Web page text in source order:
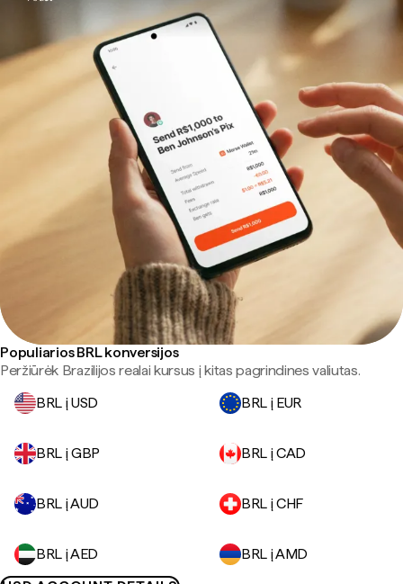
Populiarios BRL konversijos
Peržiūrėk Brazilijos realai kursus į kitas pagrindines valiutas.
BRL į USD
BRL į EUR
BRL į GBP BRL į CAD
BRL į AUD BRL į CHF
BRL į AED
BRL į AMD